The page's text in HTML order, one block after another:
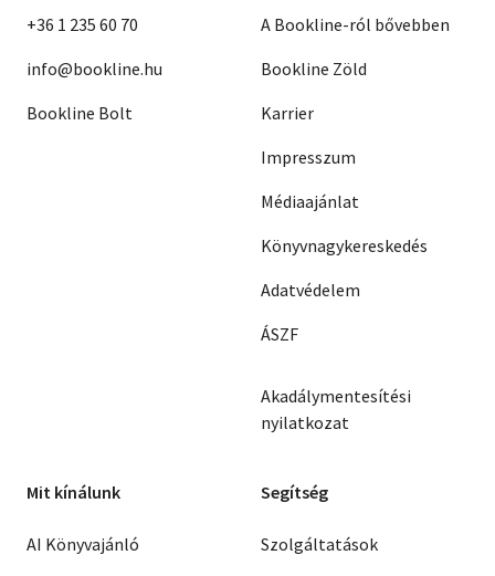
+36 1 235 60 70
info@bookline.hu
Bookline Bolt
A Bookline-ról bővebben
Bookline Zöld
Karrier
Impresszum
Médiaajánlat
Könyvnagykereskedés
Adatvédelem
ÁSZF
Akadálymentesítési
nyilatkozat
Mit kínálunk
AI Könyvajánló
Segítség
Szolgáltatások